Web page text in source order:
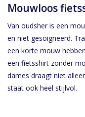
Dames fietsshirts
Dames fietsbroeken
Dames fietsjacks / gilets
Dames fietspakjes
Mouwloos
Van oudsher is een
en niet gesoigneerd.
een korte mouw
een fietsshirt zonder
dames draagt niet
staat ook heel stijlvol.